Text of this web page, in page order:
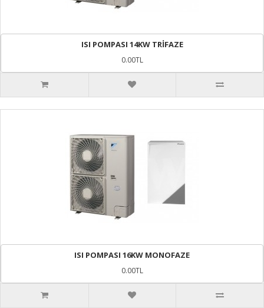
ISI POMPASI 14KW TRİFAZE
0.00TL
ISI POMPASI 16KW MONOFAZE
0.00TL